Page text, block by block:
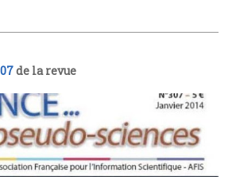
de la revue